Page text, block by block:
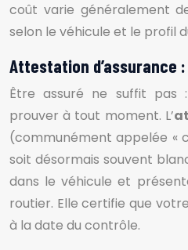
coût varie généralement
selon le véhicule et le profil
Attestation d’assurance
Être assuré ne suffit pas
prouver à tout moment. L’
(communément appelée «
soit désormais souvent
dans le véhicule et
routier. Elle certifie que
à la date du contrôle.